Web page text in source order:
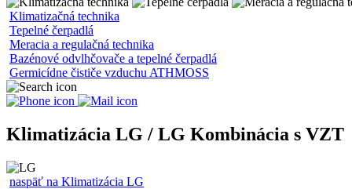
Klimatizačná technika
Tepelné čerpadlá
Meracia a regulačná technika
Bazénové odvlhčovače a tepelné čerpadlá
Germicídne čističe vzduchu ATHMOSS
Klimatizácia LG / LG Kombinácia s VZT
naspäť na Klimatizácia LG